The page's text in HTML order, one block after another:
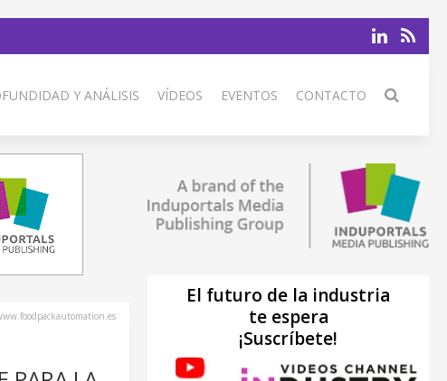
Y ANÁLISIS VÍDEOS EVENTOS CONTACTO
El futuro de la industria
te espera
¡Suscríbete!